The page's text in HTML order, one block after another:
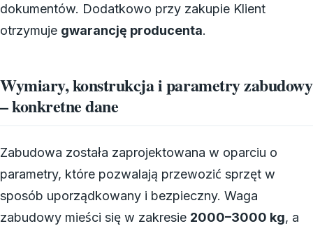
dokumentów. Dodatkowo przy zakupie Klient
otrzymuje gwarancję producenta.
Wymiary, konstrukcja i parametry zabudowy
– konkretne dane
Zabudowa została zaprojektowana w oparciu o
parametry, które pozwalają przewozić sprzęt w
sposób uporządkowany i bezpieczny. Waga
zabudowy mieści się w zakresie 2000–3000 kg, a